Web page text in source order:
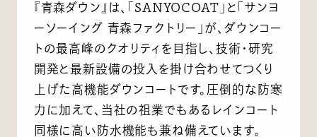
『青森ダウン』は、「SANYOCOAT」と「サンヨ
ーソーイング 青森ファクトリー」が、ダウンコー
トの最高峰のクオリティを目指し、技術・研究
開発と最新設備の投入を掛け合わせてつくり
上げた高機能ダウンコートです。圧倒的な防寒
力に加えて、当社の祖業でもあるレインコート
同様に高い防水機能も兼ね備えています。